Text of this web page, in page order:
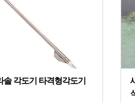
솔 각도기 타격형각도기